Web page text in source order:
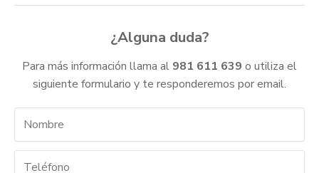
¿Alguna duda?
Para más información llama al 981 611 639 o utiliza el
siguiente formulario y te responderemos por email.